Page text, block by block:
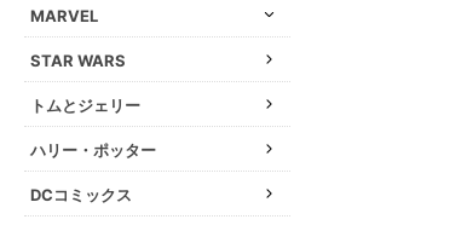
MARVEL
STAR WARS
トムとジェリー
ハリー・ポッター
DCコミックス